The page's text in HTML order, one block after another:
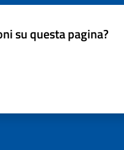
su questa pagina?